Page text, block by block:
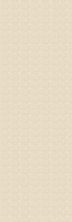
先需要
同时，
突出的
由于我
姓名：
病情描
姓名：
病情描
何？
治疗方
理疗、
由于我